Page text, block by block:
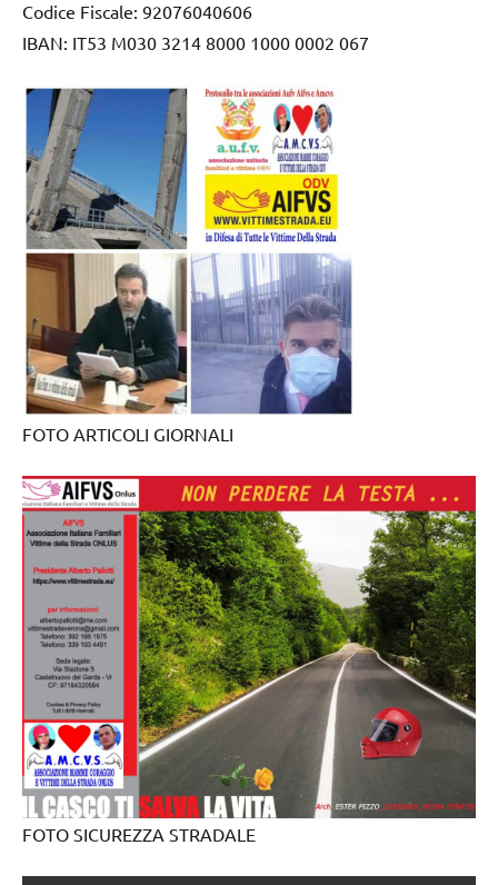
Codice Fiscale: 92076040606
IBAN: IT53 M030 3214 8000 1000 0002 067
FOTO ARTICOLI GIORNALI
FOTO SICUREZZA STRADALE